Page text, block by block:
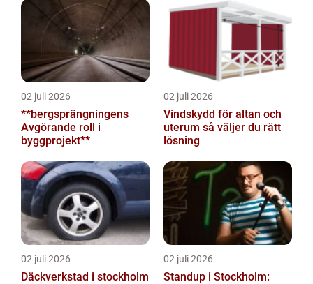
02 juli 2026
**bergsprängningens
Avgörande roll i
byggprojekt**
02 juli 2026
Vindskydd för altan och
uterum så väljer du rätt
lösning
02 juli 2026
Däckverkstad i stockholm
02 juli 2026
Standup i Stockholm: